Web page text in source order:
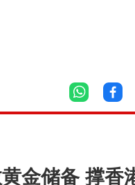
金储备 撑香